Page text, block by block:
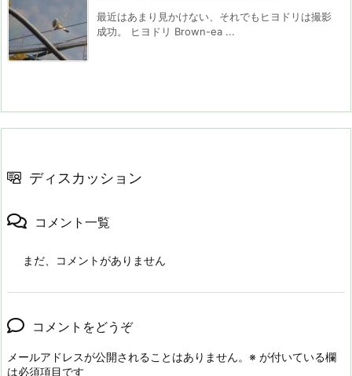
最近はあまり見かけない、それでもヒヨドリは撮影
成功。 ヒヨドリ Brown-ea ...
ディスカッション
コメント一覧
まだ、コメントがありません
コメントをどうぞ
メールアドレスが公開されることはありません。 ※ が付いている欄
は必須項目です